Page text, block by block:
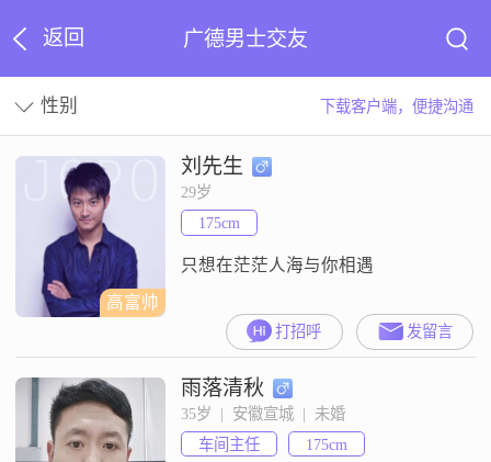
返回 广德男士交友
性别 下载客户端，便捷沟通
高富帅
刘先生
29岁
175cm
只想在茫茫人海与你相遇
打招呼 发留言
雨落清秋
35岁  |  安徽宣城  |  未婚
车间主任
175cm